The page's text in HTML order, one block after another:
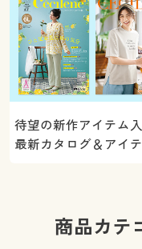
待望の新作アイテム入
最新カタログ＆アイ
商品カテ